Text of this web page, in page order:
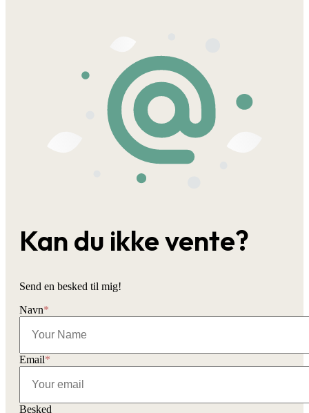
Kan du ikke vente?
Send en besked til mig!
Navn*
Email*
Besked